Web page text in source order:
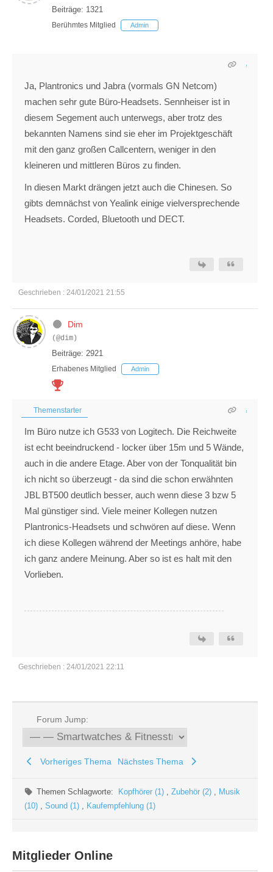
Beiträge: 1321
Berühmtes Mitglied Admin
Ja, Plantronics und Jabra (vormals GN Netcom)
machen sehr gute Büro-Headsets. Sennheiser ist in
diesem Segement auch unterwegs, aber trotz des
bekannten Namens sind sie eher im Projektgeschäft
mit den ganz großen Callcentern, weniger in den
kleineren und mittleren Büros zu finden.
In diesen Markt drängen jetzt auch die Chinesen. So
gibts demnächst von Yealink einige vielversprechende
Headsets. Corded, Bluetooth und DECT.
Geschrieben : 24/01/2021 21:55
Dim
(@dim)
Beiträge: 2921
Erhabenes Mitglied Admin
Themenstarter
Im Büro nutze ich G533 von Logitech. Die Reichweite
ist echt beeindruckend - locker über 15m und 5 Wände,
auch in die andere Etage. Aber von der Tonqualität bin
ich nicht so überzeugt - da sind die schon erwähnten
JBL BT500 deutlich besser, auch wenn diese 3 bzw 5
Mal günstiger sind. Viele meiner Kollegen nutzen
Plantronics-Headsets und schwören auf diese. Wenn
ich diese Kollegen während der Meetings anhöre, habe
ich ganz andere Meinung. Aber so ist es halt mit den
Vorlieben.
Geschrieben : 24/01/2021 22:11
Forum Jump:
Vorheriges Thema Nächstes Thema
Themen Schlagworte: Kopfhörer (1) , Zubehör (2) , Musik
(10) , Sound (1) , Kaufempfehlung (1)
Mitglieder Online